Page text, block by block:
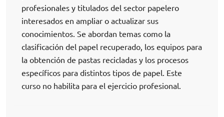
profesionales y titulados del sector papelero
interesados en ampliar o actualizar sus
conocimientos. Se abordan temas como la
clasificación del papel recuperado, los equipos para
la obtención de pastas recicladas y los procesos
específicos para distintos tipos de papel. Este
curso no habilita para el ejercicio profesional.